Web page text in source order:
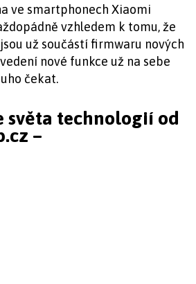
ve smartphonech Xiaomi
vzhledem k tomu, že
už součástí firmwaru nových
nové funkce už na sebe
čekat.
světa technologií od
–